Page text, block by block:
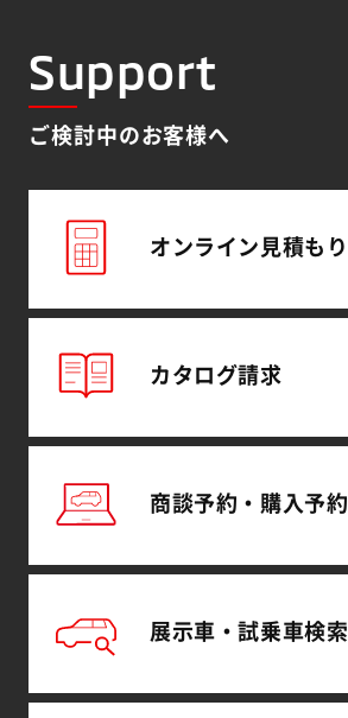
Support
ご検討中のお客様へ
オンライン 見積もり
カタログ請求
商談予約・ 購入予約
展示車・試乗車検索